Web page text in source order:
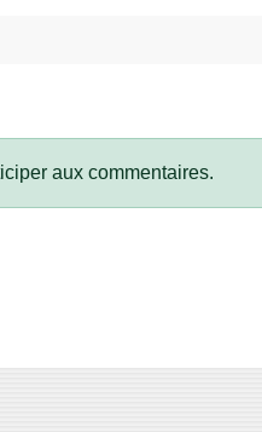
aux commentaires.